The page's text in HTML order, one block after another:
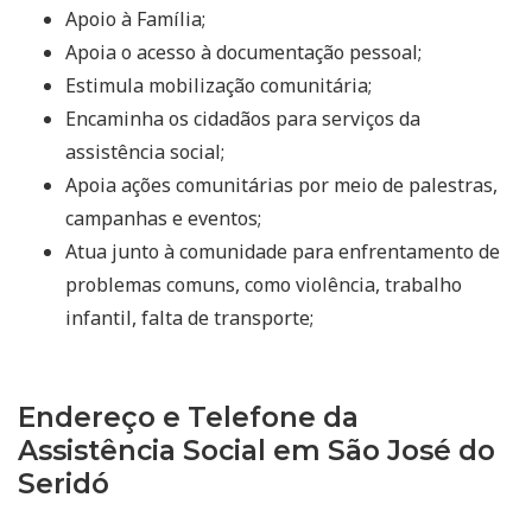
Apoio à Família;
Apoia o acesso à documentação pessoal;
Estimula mobilização comunitária;
Encaminha os cidadãos para serviços da
assistência social;
Apoia ações comunitárias por meio de palestras,
campanhas e eventos;
Atua junto à comunidade para enfrentamento de
problemas comuns, como violência, trabalho
infantil, falta de transporte;
Endereço e Telefone da
Assistência Social em São José do
Seridó